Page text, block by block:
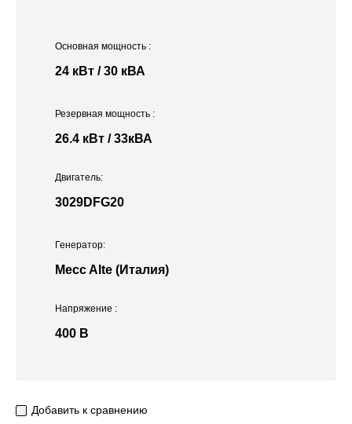
Основная мощность :
24 кВт / 30 кВА
Двигатель:
3029DFG20
Напряжение :
400 В
Резервная мощность :
26.4 кВт / 33кВА
Генератор:
Mecc Alte (Италия)
Добавить к сравнению